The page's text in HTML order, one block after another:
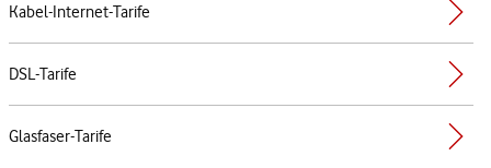
Kabel-Internet-Tarife
DSL-Tarife
Glasfaser-Tarife